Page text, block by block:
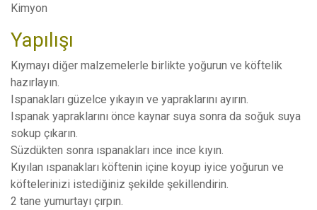
Kimyon
Yapılışı
Kıymayı diğer malzemelerle birlikte yoğurun ve köftelik
hazırlayın.
Ispanakları güzelce yıkayın ve yapraklarını ayırın.
Ispanak yapraklarını önce kaynar suya sonra da soğuk suya
sokup çıkarın.
Süzdükten sonra ıspanakları ince ince kıyın.
Kıyılan ıspanakları köftenin içine koyup iyice yoğurun ve
köftelerinizi istediğiniz şekilde şekillendirin.
2 tane yumurtayı çırpın.